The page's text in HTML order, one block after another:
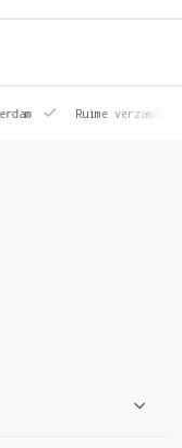
Ruime verzameling